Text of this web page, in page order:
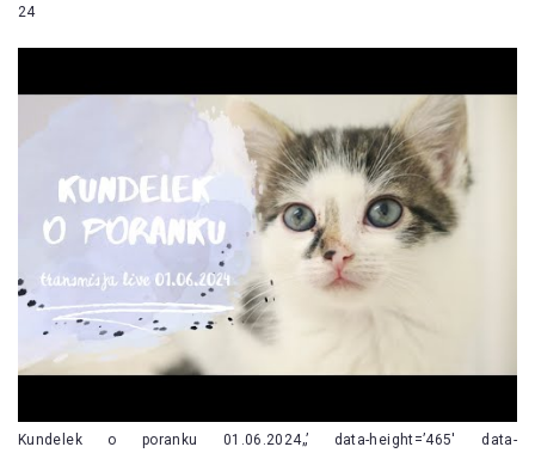
24
Kundelek o poranku 01.06.2024„’ data-height=’465′ data-